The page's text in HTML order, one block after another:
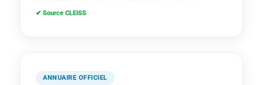
✔ Source CLEISS
ANNUAIRE OFFICIEL